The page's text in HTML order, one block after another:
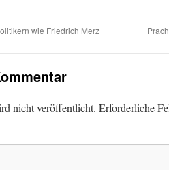
wie Friedrich Merz
nicht veröffentlicht. Erforderliche